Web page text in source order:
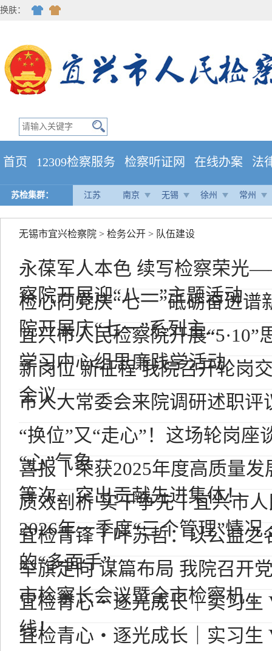
换肤：
首页 12309检察服务 检察听证网 在线办案 法
苏检集群： 江苏 南京 无锡 徐州 常州
无锡市宜兴检察院 > 检务公开 > 队伍建设
永葆军人本色 续写检察荣光
察院开展迎“八一”主题活动
检心向党庆“七一”砥砺奋进谱
院开展庆“七一”系列主...
宜兴市人民检察院开展“5·10”
学习中心组思廉践学活动
新岗位 新征程 我院召开轮岗
会议
市人大常委会来院调研述职评
“换位”又“走心”！这场轮岗座
“心”气象
喜报丨荣获2025年度高质量
等次、突出贡献先进集体！
质效剖析 实干争先丨宜兴市
2026年一季度“三个管理”情况
宜检青锋丨叶苏哲：以公益之
的“多面手”
举旗定向 谋篇布局 我院召开
市检察长会议暨全市检察机...
宜检青心・逐光成长｜实习生
线！
宜检青心・逐光成长｜实习生